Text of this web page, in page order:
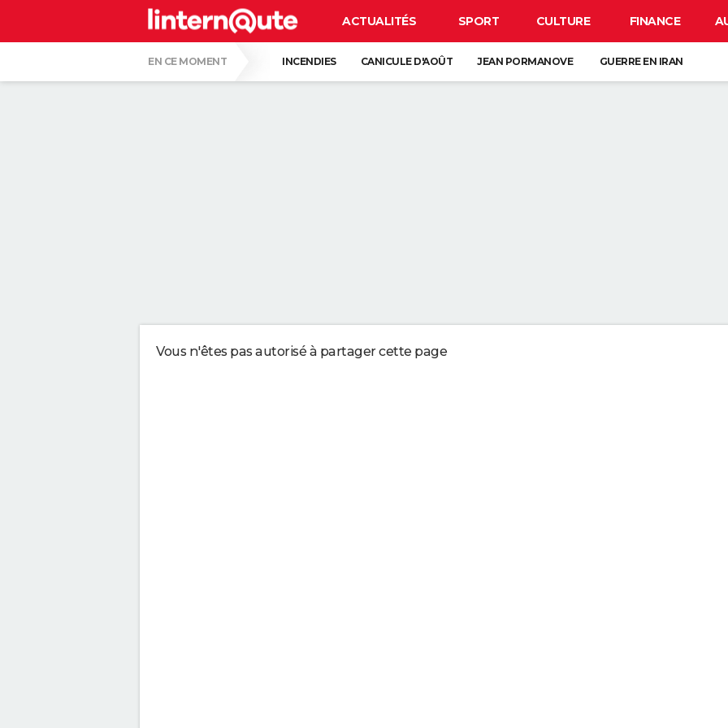
ACTUALITÉS SPORT CULTURE FINANCE
EN CE MOMENT INCENDIES CANICULE D'AOÛT JEAN PORMANOVE GUERRE EN IRAN
Vous n'êtes pas autorisé à partager cette page